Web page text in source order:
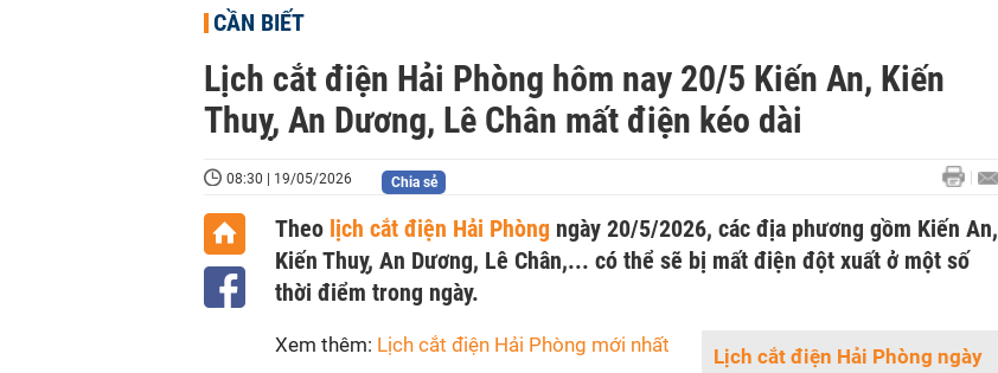
CẦN BIẾT
Lịch cắt điện Hải Phòng hôm nay 20/5 Kiến An, Kiến
Thuỵ, An Dương, Lê Chân mất điện kéo dài
08:30 | 19/05/2026 Chia sẻ
Theo lịch cắt điện Hải Phòng ngày 20/5/2026, các địa phương gồm Kiến An,
Kiến Thuỵ, An Dương, Lê Chân,... có thể sẽ bị mất điện đột xuất ở một số
thời điểm trong ngày.
Lịch cắt điện Hải Phòng ngày
Xem thêm: Lịch cắt điện Hải Phòng mới nhất